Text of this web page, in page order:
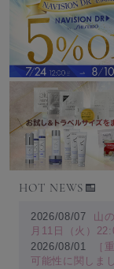
HOT NEWS
2026/08/07
山
月11日（火）
2026/08/01
［
可能性に関しま